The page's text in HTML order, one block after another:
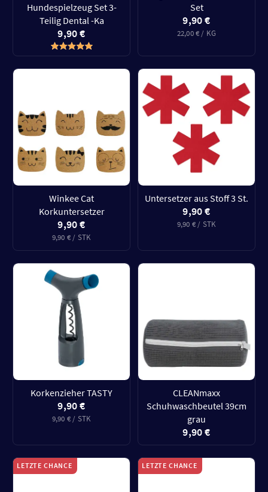
Hundespielzeug Set 3-
Teilig Dental -Ka
9,90 €
Set
9,90 €
22,00 € / KG
Winkee Cat
Korkuntersetzer
9,90 €
9,90 € / STK
Untersetzer aus Stoff 3 St.
9,90 €
9,90 € / STK
Korkenzieher TASTY
9,90 €
9,90 € / STK
CLEANmaxx
Schuhwaschbeutel 39cm
grau
9,90 €
LETZTE CHANCE LETZTE CHANCE